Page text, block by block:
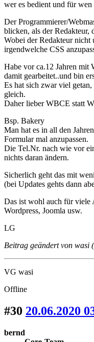
wer es bedient und für
Der Programmierer/
blicken, als der Redakteur,
Wobei der Redakteur nicht
irgendwelche CSS
Habe vor ca.12 Jahren mit
damit gearbeitet..und bin
Es hat sich zwar viel
gleich.
Daher lieber WBCE statt
Bsp. Bakery
Man hat es in all den
Formular mal anzupassen.
Die Tel.Nr. nach wie vor
nichts daran ändern.
Sicherlich geht das mit
(bei Updates gehts dann
Das ist wohl auch für viele
Wordpress, Joomla usw.
LG
Beitrag geändert von wasi
VG wasi
Offline
#30 20.06.2020
bernd